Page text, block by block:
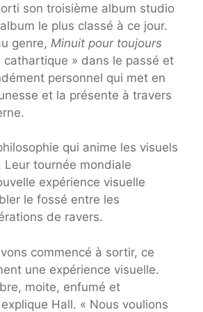
son troisième album studio
le plus classé à ce jour.
genre, Minuit pour toujours
cathartique » dans le passé et
personnel qui met en
et la présente à travers
qui anime les visuels
Leur tournée mondiale
expérience visuelle
le fossé entre les
de ravers.
commencé à sortir, ce
une expérience visuelle.
moite, enfumé et
Hall. « Nous voulions